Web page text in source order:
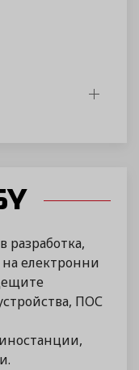
разработка,
електронни
ПОС